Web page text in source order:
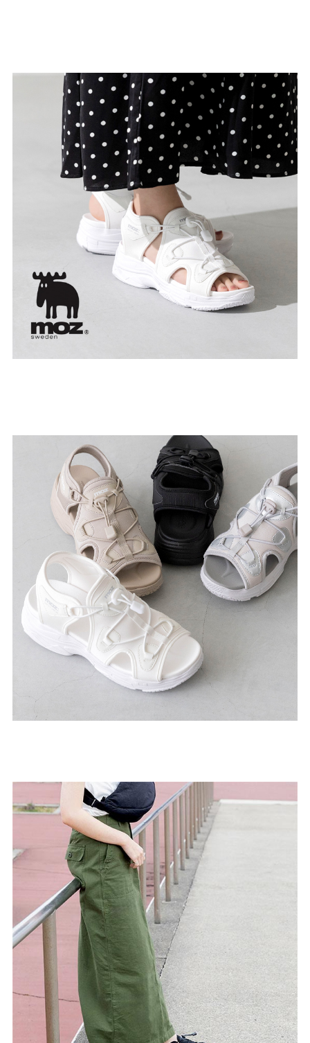
エアスイートパンプス 幅広4E対応フリーリー
ふわカルシリーズ 極やわシリーズ
日本製
通勤パンプス
お葬式・葬儀 オフィス履き替え
リクルート・就活
ホワイト ベージュ グレー ブラウン レッド
オレンジ イエロー グリーン ブルー パープル
ゴールド シルバー クリア
サイズから選ぶ
21.5cm
22.0cm 22.5cm
25.0cm
26.0cm 26.5cm
価格から選ぶ
¥500～¥999以下
¥1,000～¥1,999以下 ¥2,000～¥2,999以下